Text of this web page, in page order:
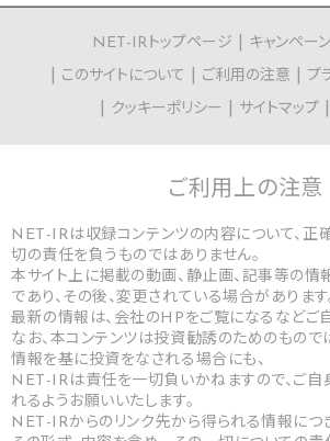
NET-IRトップページ キャンペーン
このサイトについて
ご利用の注意
プ
クッキーポリシー
サイトマップ
ご利用上の注意
NET-IRは収録コンテンツの内容について、正
切の責任を負うものではありません。
本サイト上に掲載の動画、静止画、記事等の情
であり、その後、変更されている場合があります
最新の情報は、会社のHPをご覧になるなどご
なお、本コンテンツは投資勧誘のためのもので
情報を基に投資をなされる場合にも、
NET-IRは責任を一切負いかねますので、ご自
れるようお願いいたします。
NET-IRからのリンク先から得られる情報につ